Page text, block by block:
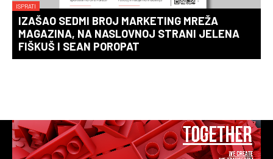
ISPRATI
IZAŠAO SEDMI BROJ MARKETING MREŽA
MAGAZINA, NA NASLOVNOJ STRANI JELENA
FIŠKUŠ I SEAN POROPAT